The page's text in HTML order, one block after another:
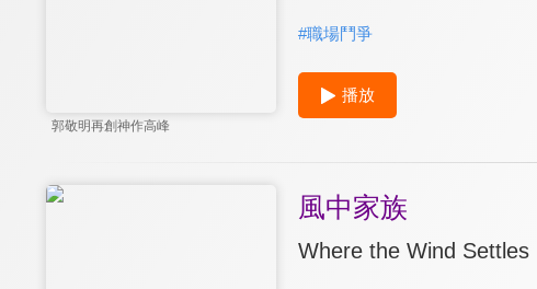
郭敬明再創神作高峰
#職場鬥爭
播放
風中家族
Where the Wind Settles